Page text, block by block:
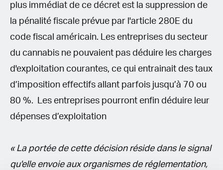
plus immédiat de ce décret est la suppression de
la pénalité fiscale prévue par l'article 280E du
code fiscal américain. Les entreprises du secteur
du cannabis ne pouvaient pas déduire les charges
d'exploitation courantes, ce qui entrainait des taux
d’imposition effectifs allant parfois jusqu’à 70 ou
80 %. Les entreprises pourront enfin déduire leur
dépenses d’exploitation
« La portée de cette décision réside dans le signal
qu'elle envoie aux organismes de réglementation,